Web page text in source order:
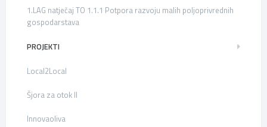
1.LAG natječaj TO 1.1.1 Potpora razvoju malih poljoprivrednih
gospodarstava
PROJEKTI
Local2Local
Šjora za otok II
Innovaoliva